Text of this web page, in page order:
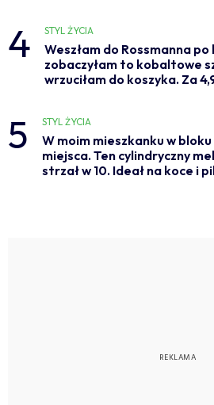
4 STYL ŻYCIA
Weszłam do Rossmanna
zobaczyłam to kobaltowe
wrzuciłam do koszyka. Za
5 STYL ŻYCIA
W moim mieszkanku w
miejsca. Ten cylindryczny
strzał w 10. Ideał na koce i